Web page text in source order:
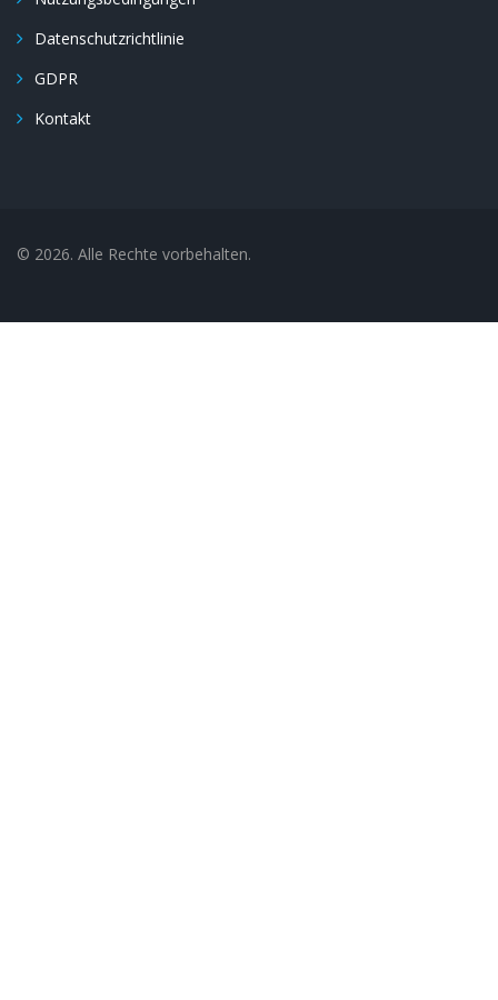
Datenschutzrichtlinie
GDPR
Kontakt
© 2026. Alle Rechte vorbehalten.